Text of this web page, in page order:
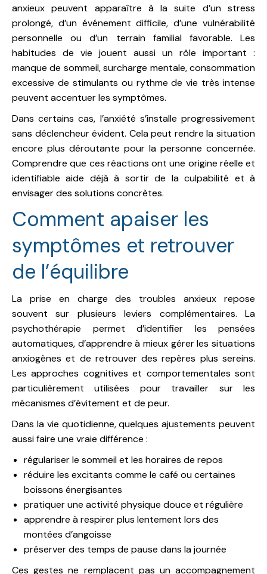
anxieux peuvent apparaître à la suite d’un stress
prolongé, d’un événement difficile, d’une vulnérabilité
personnelle ou d’un terrain familial favorable. Les
habitudes de vie jouent aussi un rôle important :
manque de sommeil, surcharge mentale, consommation
excessive de stimulants ou rythme de vie très intense
peuvent accentuer les symptômes.
Dans certains cas, l’anxiété s’installe progressivement
sans déclencheur évident. Cela peut rendre la situation
encore plus déroutante pour la personne concernée.
Comprendre que ces réactions ont une origine réelle et
identifiable aide déjà à sortir de la culpabilité et à
envisager des solutions concrètes.
Comment apaiser les
symptômes et retrouver
de l’équilibre
La prise en charge des troubles anxieux repose
souvent sur plusieurs leviers complémentaires. La
psychothérapie permet d’identifier les pensées
automatiques, d’apprendre à mieux gérer les situations
anxiogènes et de retrouver des repères plus sereins.
Les approches cognitives et comportementales sont
particulièrement utilisées pour travailler sur les
mécanismes d’évitement et de peur.
Dans la vie quotidienne, quelques ajustements peuvent
aussi faire une vraie différence :
régulariser le sommeil et les horaires de repos
réduire les excitants comme le café ou certaines
boissons énergisantes
pratiquer une activité physique douce et régulière
apprendre à respirer plus lentement lors des
montées d’angoisse
préserver des temps de pause dans la journée
Ces gestes ne remplacent pas un accompagnement